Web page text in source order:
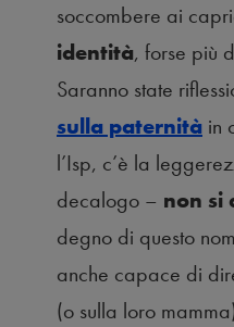
soccombere ai
identità, forse più
Saranno state
sulla paternità in
l’Isp, c’è la
decalogo – non si
degno di questo
anche capace di
(o sulla loro